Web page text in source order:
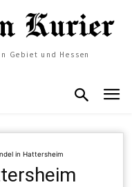
Gebiet und Hessen
in Hattersheim